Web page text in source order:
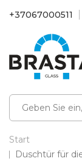
+37067000511
Start
Duschtür für